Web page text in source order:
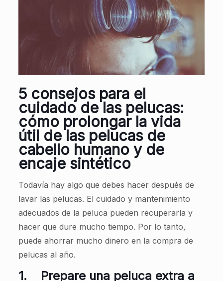
5 consejos para el
cuidado de las pelucas:
cómo prolongar la vida
útil de las pelucas de
cabello humano y de
encaje sintético
Todavía hay algo que debes hacer después de
lavar las pelucas. El cuidado y mantenimiento
adecuados de la peluca pueden recuperarla y
hacer que dure mucho tiempo. Por lo tanto,
puede ahorrar mucho dinero en la compra de
pelucas al año.
1. Prepare una peluca extra a